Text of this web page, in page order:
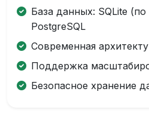
База данных: SQLite
PostgreSQL
Современная
Поддержка
Безопасное хранение